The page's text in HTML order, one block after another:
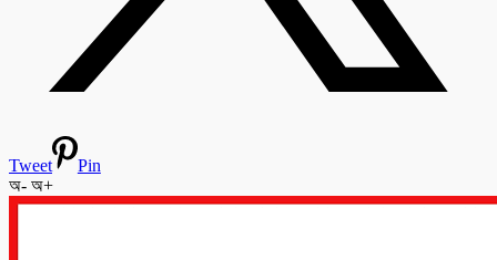
Tweet
Pin
অ- অ+